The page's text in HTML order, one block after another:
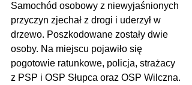
Samochód osobowy z niewyjaśnionych
przyczyn zjechał z drogi i uderzył w
drzewo. Poszkodowane zostały dwie
osoby. Na miejscu pojawiło się
pogotowie ratunkowe, policja, strażacy
z PSP i OSP Słupca oraz OSP Wilczna.